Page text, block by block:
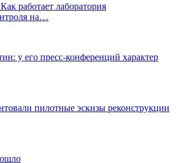
работает лаборатория
на…
у его пресс-конференций характер
пилотные эскизы реконструкции